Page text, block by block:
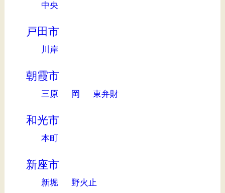
中央
戸田市
川岸
朝霞市
三原 岡 東弁財
和光市
本町
新座市
新堀 野火止